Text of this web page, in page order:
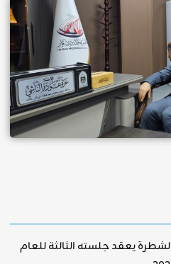
يعقد جلسته الثالثة للعام